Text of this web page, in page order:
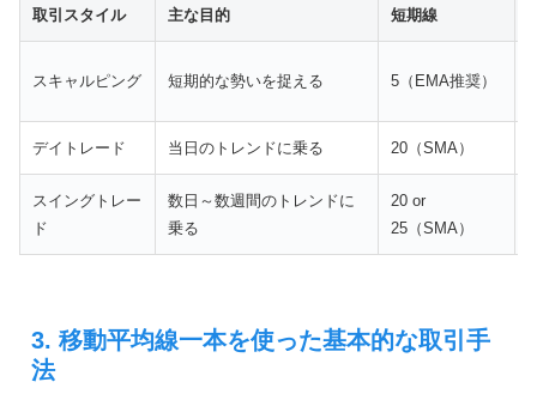
取引スタイル 主な目的 短期線
スキャルピング 短期的な勢いを捉える 5（EMA推奨）
デイトレード 当日のトレンドに乗る 20（SMA）
スイングトレー
ド
数日～数週間のトレンドに
乗る
20 or
25（SMA）
3. 移動平均線一本を使った基本的な取引手
法